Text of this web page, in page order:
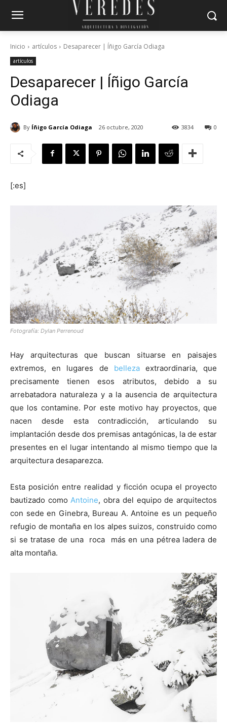
Inicio artículos Desaparecer | Íñigo García Odiaga
artículos
Desaparecer | Íñigo García
Odiaga
By Íñigo García Odiaga 26 octubre, 2020 0
3834
[:es]
Fotografía: Dylan Perrenoud
Hay arquitecturas que buscan situarse en paisajes
extremos, en lugares de bellezaextraordinaria, que
precisamente tienen esos atributos, debido a su
arrebatadora naturaleza y a la ausencia de arquitectura
que los contamine. Por este motivo hay proyectos, que
nacen desde esta contradicción, articulando su
implantación desde dos premisas antagónicas, la de estar
presentes en el lugar intentando al mismo tiempo que la
arquitectura desaparezca.
Esta posición entre realidad y ficción ocupa el proyecto
bautizado comoAntoine, obra del equipo de arquitectos
con sede en Ginebra, Bureau A. Antoine es un pequeño
refugio de montaña en los alpes suizos, construido como
si se tratase de una roca más en una pétrea ladera de
alta montaña.